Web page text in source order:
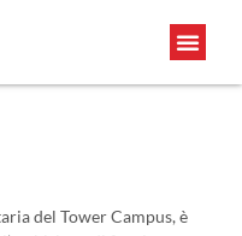
del Tower Campus, è